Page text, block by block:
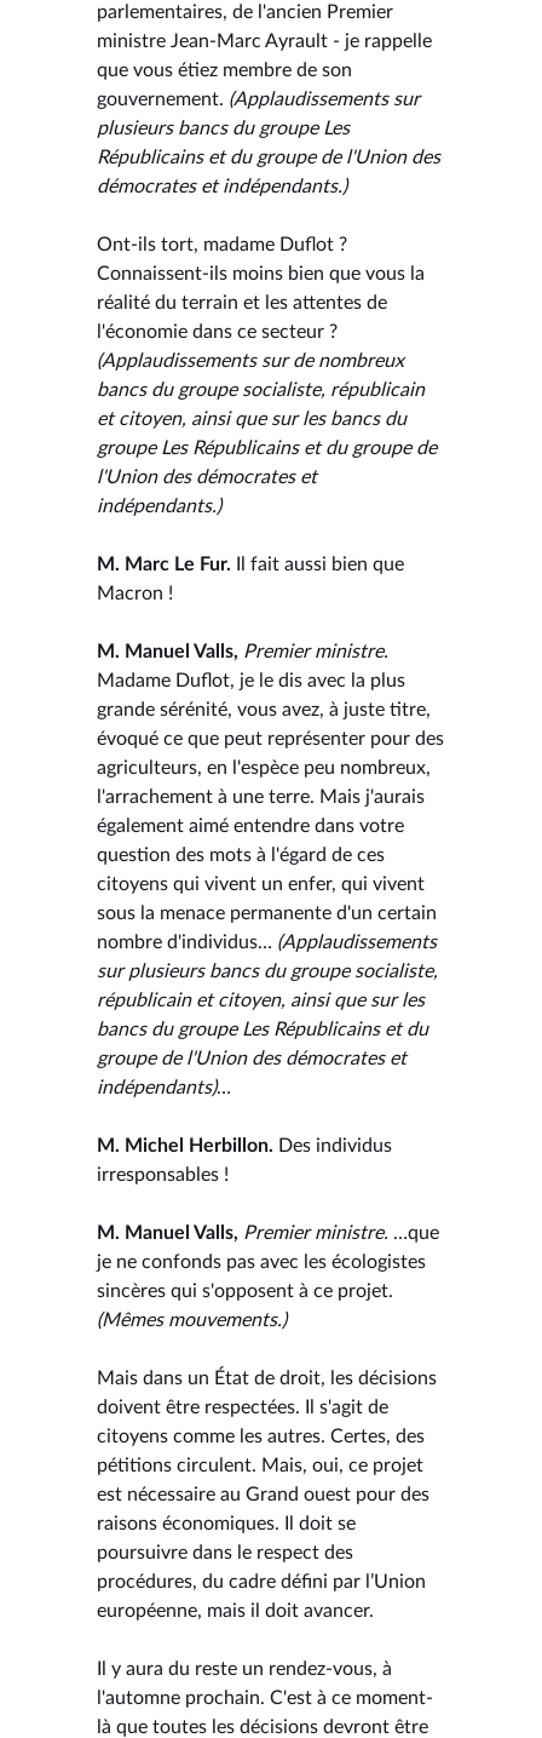
parlementaires, de l'ancien Premier
ministre Jean-Marc Ayrault - je rappelle
que vous étiez membre de son
gouvernement. (Applaudissements sur
plusieurs bancs du groupe Les
Républicains et du groupe de l'Union des
démocrates et indépendants.)
Ont-ils tort, madame Duflot ?
Connaissent-ils moins bien que vous la
réalité du terrain et les attentes de
l'économie dans ce secteur ?
(Applaudissements sur de nombreux
bancs du groupe socialiste, républicain
et citoyen, ainsi que sur les bancs du
groupe Les Républicains et du groupe de
l'Union des démocrates et
indépendants.)
M. Marc Le Fur. Il fait aussi bien que
Macron !
M. Manuel Valls, Premier ministre.
Madame Duflot, je le dis avec la plus
grande sérénité, vous avez, à juste titre,
évoqué ce que peut représenter pour des
agriculteurs, en l'espèce peu nombreux,
l'arrachement à une terre. Mais j'aurais
également aimé entendre dans votre
question des mots à l'égard de ces
citoyens qui vivent un enfer, qui vivent
sous la menace permanente d'un certain
nombre d'individus… (Applaudissements
sur plusieurs bancs du groupe socialiste,
républicain et citoyen, ainsi que sur les
bancs du groupe Les Républicains et du
groupe de l'Union des démocrates et
indépendants)…
M. Michel Herbillon. Des individus
irresponsables !
M. Manuel Valls, Premier ministre. …que
je ne confonds pas avec les écologistes
sincères qui s'opposent à ce projet.
(Mêmes mouvements.)
Mais dans un État de droit, les décisions
doivent être respectées. Il s'agit de
citoyens comme les autres. Certes, des
pétitions circulent. Mais, oui, ce projet
est nécessaire au Grand ouest pour des
raisons économiques. Il doit se
poursuivre dans le respect des
procédures, du cadre défini par l’Union
européenne, mais il doit avancer.
Il y aura du reste un rendez-vous, à
l'automne prochain. C'est à ce moment-
là que toutes les décisions devront être